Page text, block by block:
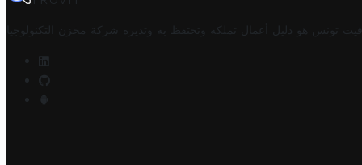
تونس هو دليل أعمال تملكه وتحتفظ به وتديره شركة مخزن التكنولوجيا